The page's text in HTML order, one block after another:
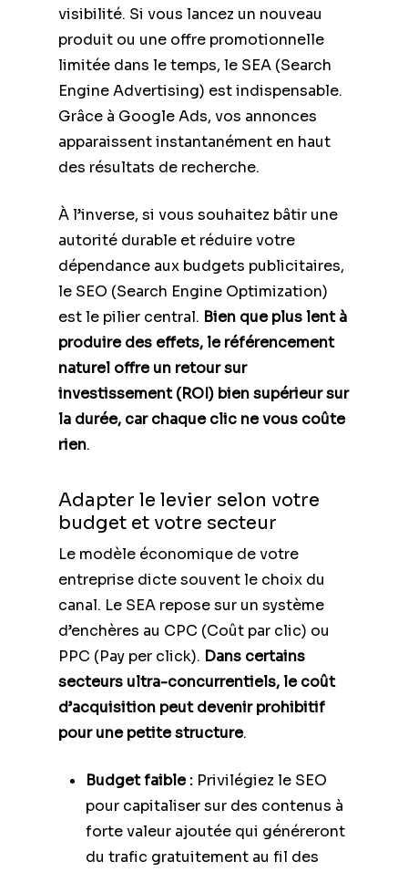
visibilité. Si vous lancez un nouveau
produit ou une offre promotionnelle
limitée dans le temps, le SEA (Search
Engine Advertising) est indispensable.
Grâce à Google Ads, vos annonces
apparaissent instantanément en haut
des résultats de recherche.
À l’inverse, si vous souhaitez bâtir une
autorité durable et réduire votre
dépendance aux budgets publicitaires,
le SEO (Search Engine Optimization)
est le pilier central. Bien que plus lent à
produire des effets, le référencement
naturel offre un retour sur
investissement (ROI) bien supérieur sur
la durée, car chaque clic ne vous coûte
rien.
Adapter le levier selon votre
budget et votre secteur
Le modèle économique de votre
entreprise dicte souvent le choix du
canal. Le SEA repose sur un système
d’enchères au CPC (Coût par clic) ou
PPC (Pay per click). Dans certains
secteurs ultra-concurrentiels, le coût
d’acquisition peut devenir prohibitif
pour une petite structure.
Budget faible : Privilégiez le SEO
pour capitaliser sur des contenus à
forte valeur ajoutée qui généreront
du trafic gratuitement au fil des